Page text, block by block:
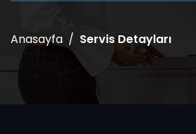
Anasayfa Servis Detayları